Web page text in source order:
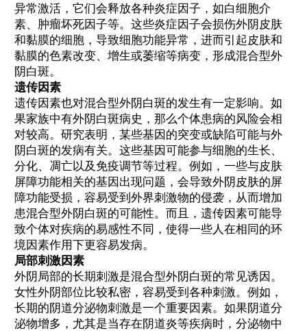
异常激活，它们会释放各种炎症因子，如白细胞介
素、肿瘤坏死因子等。这些炎症因子会损伤外阴皮肤
和黏膜的细胞，导致细胞功能异常，进而引起皮肤和
黏膜的色素改变、增生或萎缩等病变，形成混合型外
阴白斑。
遗传因素
遗传因素也对混合型外阴白斑的发生有一定影响。如
果家族中有外阴白斑病史，那么个体患病的风险会相
对较高。研究表明，某些基因的突变或缺陷可能与外
阴白斑的发病有关。这些基因可能参与细胞的生长、
分化、凋亡以及免疫调节等过程。例如，一些与皮肤
屏障功能相关的基因出现问题，会导致外阴皮肤的屏
障功能受损，容易受到外界刺激物的侵袭，从而增加
患混合型外阴白斑的可能性。而且，遗传因素可能导
致个体对疾病的易感性不同，使得一些人在相同的环
境因素作用下更容易发病。
局部刺激因素
外阴局部的长期刺激是混合型外阴白斑的常见诱因。
女性外阴部位比较私密，容易受到各种刺激。例如，
长期的阴道分泌物刺激是一个重要因素。如果阴道分
泌物增多，尤其是当存在阴道炎等疾病时，分泌物中